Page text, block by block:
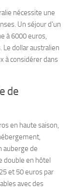
nécessite une
Un séjour d’un
à 6000 euros,
Le dollar australien
à considérer dans
de
en haute saison,
auberge de
double en hôtel
et 50 euros par
avec des